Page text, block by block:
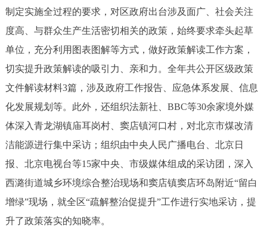
制定实施全过程的要求，对区政府出台涉及面广、社会关注
度高、与群众生产生活密切相关的政策，始终要求牵头起草
单位，充分利用图表图解等方式，做好政策解读工作方案，
切实提升政策解读的吸引力、亲和力。全年共公开区级政策
文件解读材料3篇，涉及政府工作报告、应急体系发展、信息
化发展规划等。此外，还组织法新社、BBC等30余家境外媒
体深入青龙湖镇庙耳岗村、窦店镇河口村，对北京市煤改清
洁能源进行集中采访；组织由中央人民广播电台、北京日
报、北京电视台等15家中央、市级媒体组成的采访团，深入
西潞街道城乡环境综合整治现场和窦店镇窦店环岛附近“留白
增绿”现场，就全区“疏解整治促提升”工作进行实地采访，提
升了政策落实的知晓率。